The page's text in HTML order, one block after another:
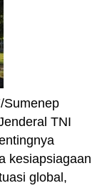
Sumenep
TNI
kesiapsiagaan
global,